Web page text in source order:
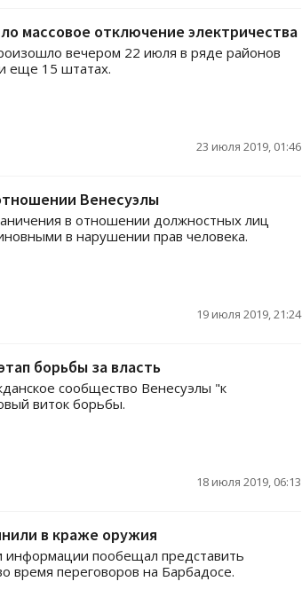
массовое отключение электричества
вечером 22 июля в ряде районов
еще 15 штатах.
23 июля 2019, 01:46
Венесуэлы
в отношении должностных лиц
в нарушении прав человека.
19 июля 2019, 21:24
борьбы за власть
сообщество Венесуэлы "к
виток борьбы.
18 июля 2019, 06:13
в краже оружия
информации пообещал представить
время переговоров на Барбадосе.